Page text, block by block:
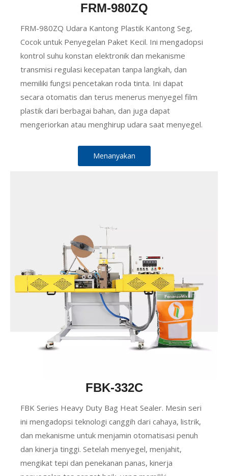
FRM-980ZQ
FRM-980ZQ Udara Kantong Plastik Kantong Seg,
Cocok untuk Penyegelan Paket Kecil. Ini mengadopsi
kontrol suhu konstan elektronik dan mekanisme
transmisi regulasi kecepatan tanpa langkah, dan
memiliki fungsi pencetakan roda tinta. Ini dapat
secara otomatis dan terus menerus menyegel film
plastik dari berbagai bahan, dan juga dapat
mengeriorkan atau menghirup udara saat menyegel.
Menanyakan
FBK-332C
FBK Series Heavy Duty Bag Heat Sealer. Mesin seri
ini mengadopsi teknologi canggih dari cahaya, listrik,
dan mekanisme untuk menjamin otomatisasi penuh
dan kinerja tinggi. Setelah menyegel, menjahit,
mengikat tepi dan penekanan panas, kinerja